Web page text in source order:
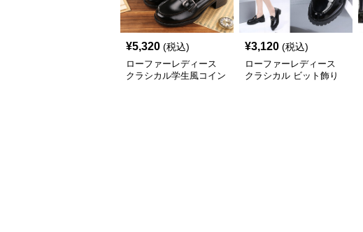
¥5,320 (税込)
ローファーレディース
クラシカル学生風コイン
¥3,120 (税込)
ローファーレディース
クラシカル ビット飾り